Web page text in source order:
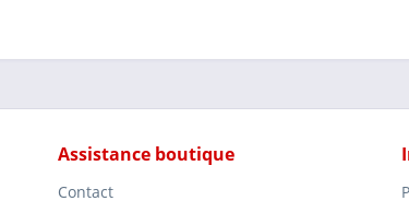
Assistance boutique
Contact